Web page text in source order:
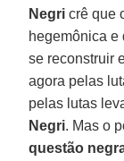
Negri crê que
hegemônica
se reconstruir
agora pelas
pelas lutas
Negri. Mas o
questão